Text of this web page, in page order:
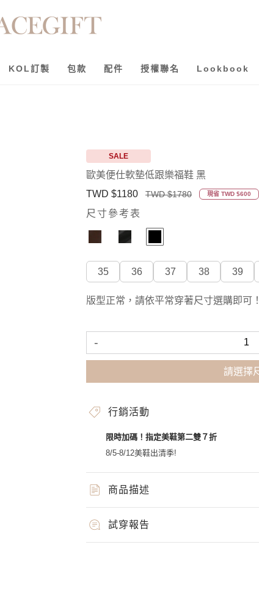
KOL訂製 包款 配件 授權聯名 Lookbook
SALE
歐美便仕軟墊低跟樂福鞋 黑
TWD $1180
TWD $1780 現省 TWD $600
尺寸參考表
35 36 37 38 39
版型正常，請依平常穿著尺寸選購即可！
-
請選擇
行銷活動
限時加碼！指定美鞋第二雙７折
8/5-8/12美鞋出清季!
商品描述
試穿報告